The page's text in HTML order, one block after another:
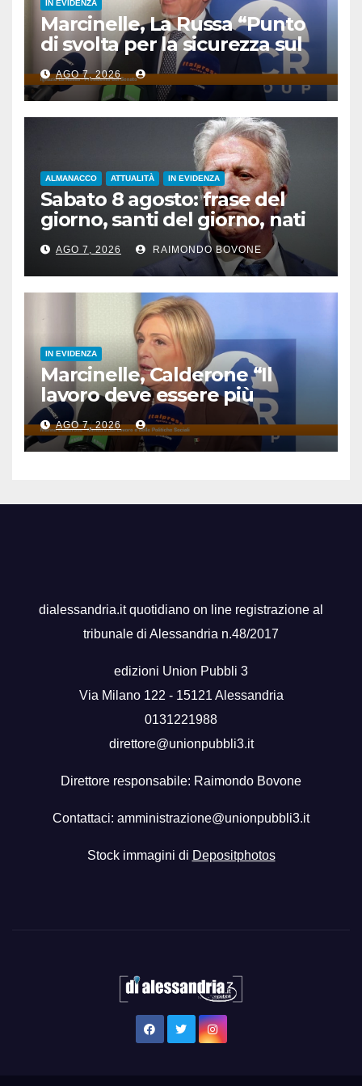
IN EVIDENZA
Marcinelle, La Russa “Punto
di svolta per la sicurezza sul
lavoro”
AGO 7, 2026
ALMANACCO ATTUALITÀ IN EVIDENZA
Sabato 8 agosto: frase del
giorno, santi del giorno, nati
famosi, accadde oggi
AGO 7, 2026 RAIMONDO BOVONE
IN EVIDENZA
Marcinelle, Calderone “Il
lavoro deve essere più
sicuro”
AGO 7, 2026
dialessandria.it quotidiano on line registrazione al
tribunale di Alessandria n.48/2017
edizioni Union Pubbli 3
Via Milano 122 - 15121 Alessandria
0131221988
direttore@unionpubbli3.it
Direttore responsabile: Raimondo Bovone
Contattaci: amministrazione@unionpubbli3.it
Stock immagini di Depositphotos